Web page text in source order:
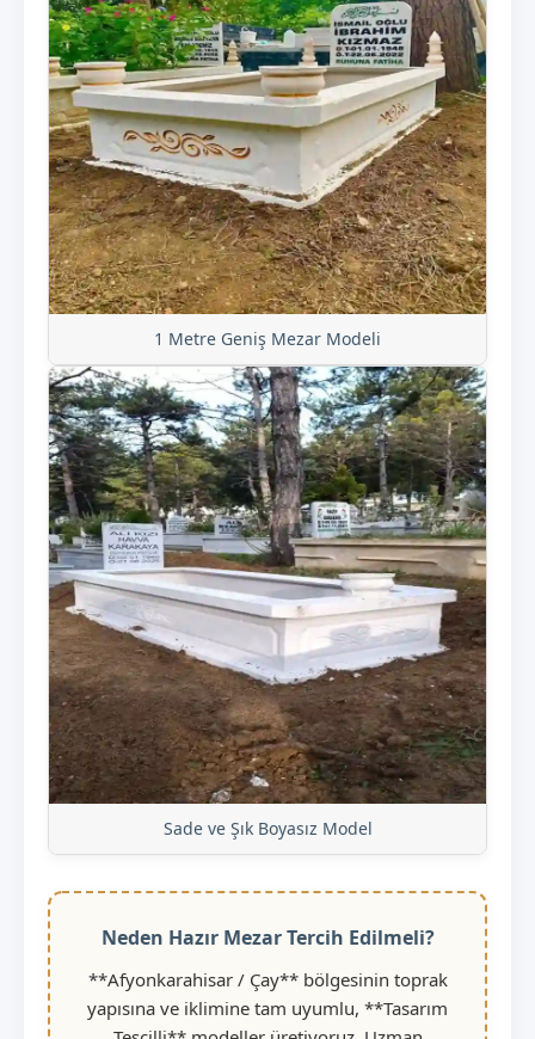
1 Metre Geniş Mezar Modeli
Sade ve Şık Boyasız Model
Neden Hazır Mezar Tercih Edilmeli?
**Afyonkarahisar / Çay** bölgesinin toprak
yapısına ve iklimine tam uyumlu, **Tasarım